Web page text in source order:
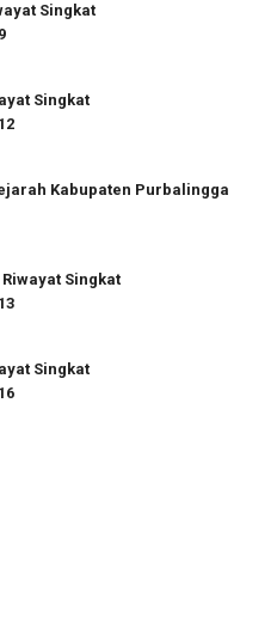
Singkat
Singkat
Kabupaten Purbalingga
Singkat
Singkat